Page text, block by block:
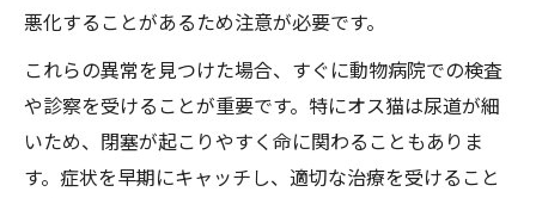
悪化することがあるため注意が必要です。
これらの異常を見つけた場合、すぐに動物病院での検査
や診察を受けることが重要です。特にオス猫は尿道が細
いため、閉塞が起こりやすく命に関わることもありま
す。症状を早期にキャッチし、適切な治療を受けること